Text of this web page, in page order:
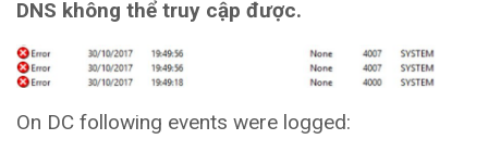
DNS không thể truy cập được.
On DC following events were logged: